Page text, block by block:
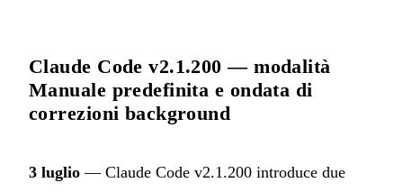
Claude Code v2.1.200 — modalità
Manuale predefinita e ondata di
correzioni background
3 luglio — Claude Code v2.1.200 introduce due